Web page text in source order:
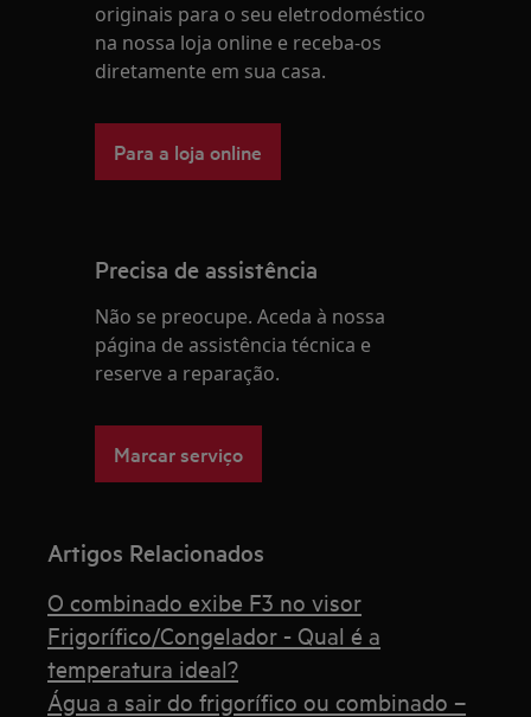
originais para o seu eletrodoméstico
na nossa loja online e receba-os
diretamente em sua casa.
Para a loja online
Precisa de assistência
Não se preocupe. Aceda à nossa
página de assistência técnica e
reserve a reparação.
Marcar serviço
Artigos Relacionados
O combinado exibe F3 no visor
Frigorífico/Congelador - Qual é a
temperatura ideal?
Água a sair do frigorífico ou combinado –